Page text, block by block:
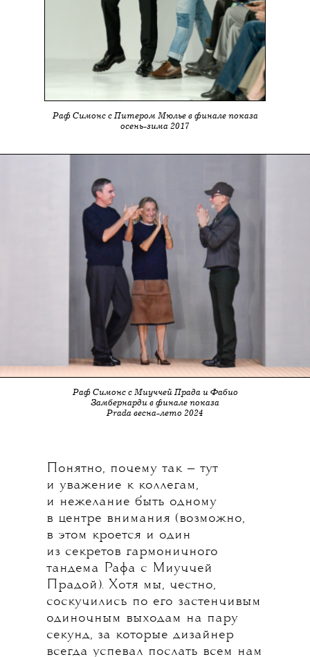
Раф Симонс с Питером Мюлье в финале показа
осень-зима 2017
Раф Симонс с Миуччей Прада и Фабио
Замбернарди в финале показа
Prada весна-лето 2024
Понятно, почему так — тут
и уважение к коллегам,
и нежелание быть одному
в центре внимания (возможно,
в этом кроется и один
из секретов гармоничного
тандема Рафа с Миуччей
Прадой). Хотя мы, честно,
соскучились по его застенчивым
одиночным выходам на пару
секунд, за которые дизайнер
всегда успевал послать всем нам